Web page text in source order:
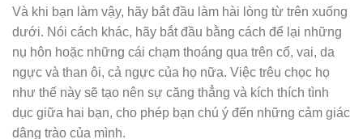
Và khi bạn làm vậy, hãy bắt đầu làm hài lòng từ trên xuống
dưới. Nói cách khác, hãy bắt đầu bằng cách để lại những
nụ hôn hoặc những cái chạm thoáng qua trên cổ, vai, da
ngực và than ôi, cả ngực của họ nữa. Việc trêu chọc họ
như thế này sẽ tạo nên sự căng thẳng và kích thích tình
dục giữa hai bạn, cho phép bạn chú ý đến những cảm giác
dâng trào của mình.